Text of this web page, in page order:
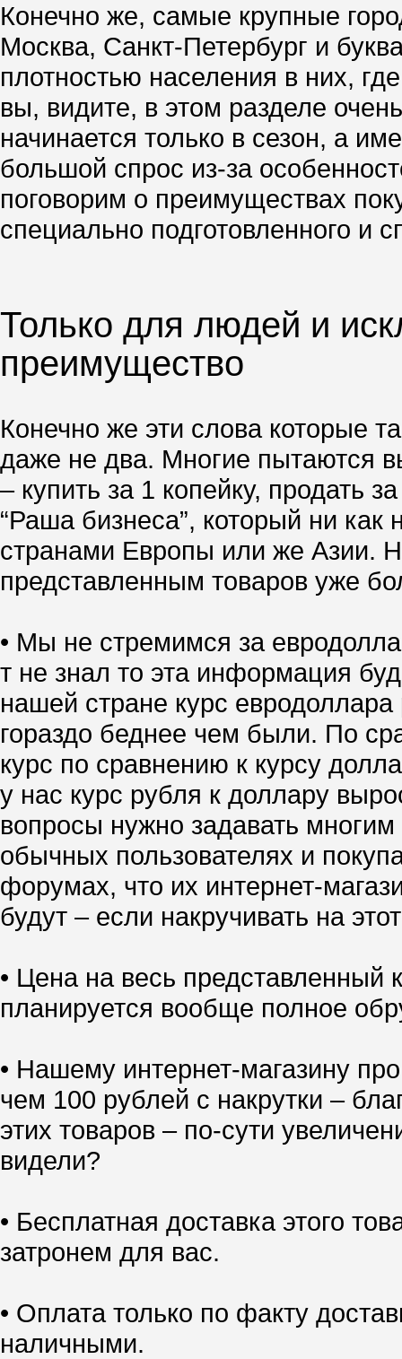
Конечно же, самые крупные
Москва, Санкт-Петербург и
плотностью населения в них,
вы, видите, в этом разделе
начинается только в сезон, а
большой спрос из-за
поговорим о преимуществах
специально подготовленного и
Только для людей и
преимущество
Конечно же эти слова которые
даже не два. Многие пытаются
– купить за 1 копейку, продать
“Раша бизнеса”, который ни
странами Европы или же Азии.
представленным товаров уже
• Мы не стремимся за
т не знал то эта информация
нашей стране курс
гораздо беднее чем были. По
курс по сравнению к курсу
у нас курс рубля к доллару
вопросы нужно задавать
обычных пользователях и
форумах, что их интернет-
будут – если накручивать на
• Цена на весь
планируется вообще полное
• Нашему интернет-магазину
чем 100 рублей с накрутки –
этих товаров – по-сути
видели?
• Бесплатная доставка этого
затронем для вас.
• Оплата только по факту
наличными.